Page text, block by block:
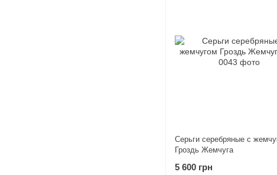
Серьги серебряные с
Гроздь Жемчуга
5 600 грн